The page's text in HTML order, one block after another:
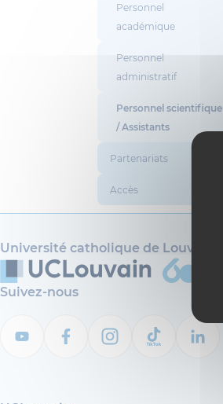
Personnel
académique
Personnel
administratif
Personnel scientifique
/ Assistants
Partenariats
Accès
Université catholique de Louvain
Suivez-nous